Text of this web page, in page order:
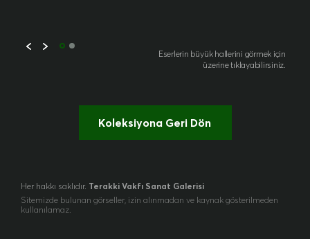
Eserlerin büyük hallerini görmek için
üzerine tıklayabilirsiniz.
Koleksiyona Geri Dön
Her hakkı saklıdır. Terakki Vakfı Sanat Galerisi
Sitemizde bulunan görseller, izin alınmadan ve kaynak gösterilmeden
kullanılamaz.